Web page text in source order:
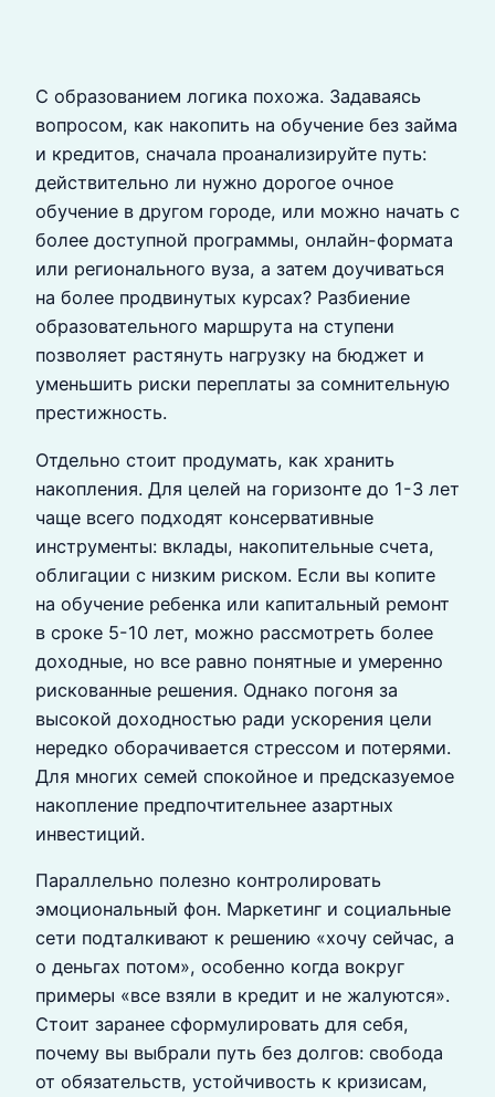
С образованием логика похожа. Задаваясь
вопросом, как накопить на обучение без займа
и кредитов, сначала проанализируйте путь:
действительно ли нужно дорогое очное
обучение в другом городе, или можно начать с
более доступной программы, онлайн-формата
или регионального вуза, а затем доучиваться
на более продвинутых курсах? Разбиение
образовательного маршрута на ступени
позволяет растянуть нагрузку на бюджет и
уменьшить риски переплаты за сомнительную
престижность.
Отдельно стоит продумать, как хранить
накопления. Для целей на горизонте до 1-3 лет
чаще всего подходят консервативные
инструменты: вклады, накопительные счета,
облигации с низким риском. Если вы копите
на обучение ребенка или капитальный ремонт
в сроке 5-10 лет, можно рассмотреть более
доходные, но все равно понятные и умеренно
рискованные решения. Однако погоня за
высокой доходностью ради ускорения цели
нередко оборачивается стрессом и потерями.
Для многих семей спокойное и предсказуемое
накопление предпочтительнее азартных
инвестиций.
Параллельно полезно контролировать
эмоциональный фон. Маркетинг и социальные
сети подталкивают к решению «хочу сейчас, а
о деньгах потом», особенно когда вокруг
примеры «все взяли в кредит и не жалуются».
Стоит заранее сформулировать для себя,
почему вы выбрали путь без долгов: свобода
от обязательств, устойчивость к кризисам,